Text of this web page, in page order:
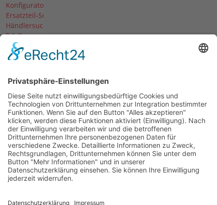
Konfigurator
Ersatzteil-Suche
Händlersuche
F.A.Q.
Downloads
Forum
Unternehmen
Über uns
News
Termine & Messen
Karriere
Historie